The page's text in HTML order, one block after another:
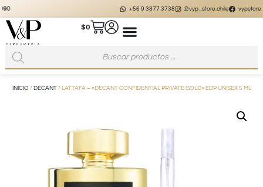
@vyp_store.chile vypstore.cl
$0
INICIO / DECANT/ LATTAFA – «DECANT CONFIDENTIAL PRIVATE GOLD» EDP UNISEX 5 ML